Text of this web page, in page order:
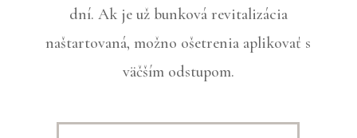
dní. Ak je už bunková revitalizácia
naštartovaná, možno ošetrenia aplikovať s
väčším odstupom.